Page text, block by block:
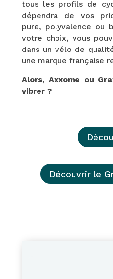
tous les profils de
dépendra de vos
pure, polyvalence ou
votre choix, vous
dans un vélo de
une marque française
Alors, Axxome ou
vibrer ?
Découvrir le